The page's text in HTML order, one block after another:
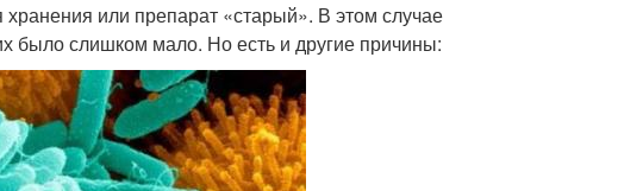
или препарат «старый». В этом случае
было слишком мало. Но есть и другие причины: